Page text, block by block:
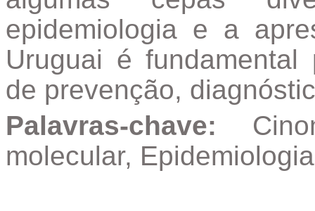
epidemiologia e a
Uruguai é
de prevenção,
Palavras-chave:
molecular,